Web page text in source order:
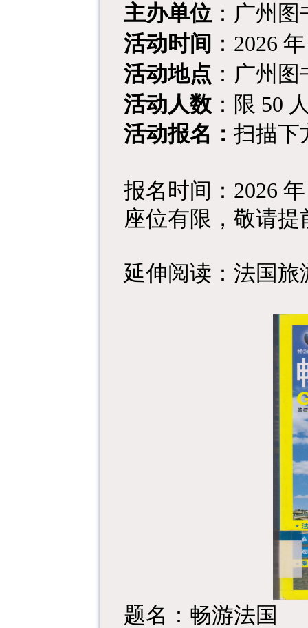
主办单位 ：广州
活动时间 ：2026
活动地点 ：广州
活动人数 ：限 50
活动报名： 扫描下
报名时间：2026
座位有限，敬请提
延伸阅读：法国
题名：畅游法国